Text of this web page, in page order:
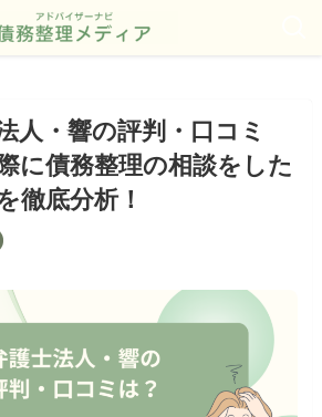
人・響の評判・口コミ
に債務整理の相談をした
徹底分析！